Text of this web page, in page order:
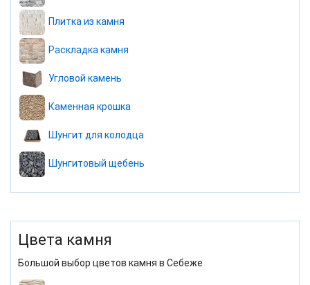
Плитка из камня
Раскладка камня
Угловой камень
Каменная крошка
Шунгит для колодца
Шунгитовый щебень
Цвета камня
Большой выбор цветов камня в Себеже